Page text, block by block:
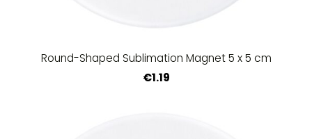
Round-Shaped Sublimation Magnet 5 x 5 cm
€1.19